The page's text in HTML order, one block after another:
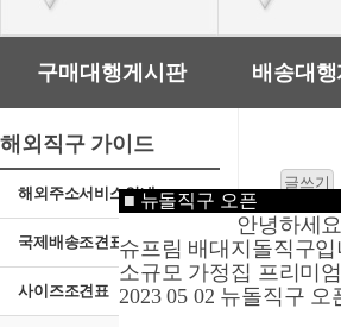
■ 뉴돌직구 오픈
안녕하세
슈프림 배대지돌직구입
소규모 가정집 프리미
2023 05 02 뉴돌직구 오
구매대행게시판 배송대
해외직구 가이드
해외주소서비스안내
국제배송조견표
사이즈조견표
3국
작성
2해